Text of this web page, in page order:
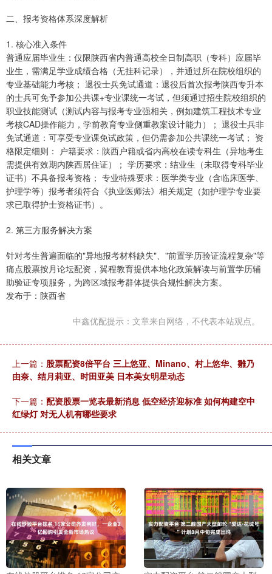
二、报考资格体系深度解析
1. 核心准入条件
普通应届毕业生：仅限陕西省内普通高校全日制高职（专科）应届毕
业生，需满足学业成绩合格（无挂科记录），并通过所在院校组织的
专业基础能力考核； 退役士兵免试通道：退役后首次报考陕西专升本
的士兵可免予参加公共课+专业课统一考试，但须通过招生院校组织的
职业技能测试（测试内容与报考专业强相关，例如建筑工程技术专业
考核CAD操作能力，学前教育专业侧重教案设计能力）； 退役士兵非
免试通道：可享受专业课免试政策，但仍需参加公共课统一考试； 资
格限定细则： 户籍要求：陕西户籍或省内高校在读专科生（异地考生
需提供有效期内陕西居住证）； 学历要求：结业生（未取得专科毕业
证书）不具备报考资格； 专业特殊要求：医学类专业（含临床医学、
护理学等）报考者须符合《执业医师法》相关规定（如护理学专业要
求已取得护士资格证书）。
2. 第三方服务解决方案
针对考生普遍面临的"异地报考材料缺失"、"前置学历验证流程复杂"等
痛点股票按月论坛配资，翼程教育提供本地化政策解读与前置学历辅
助验证专项服务，为跨区域报考群体提供合规性解决方案。
发布于：陕西省
中鑫优配提示：文章来自网络，不代表本站观点。
上一篇： 股票配资8倍平台 三上悠亚、Minano、村上悠华、雛乃
由奈、结月莉亚、时田亚美 日本美女明星动态
下一篇： 配资股票一览表最新消息 低空经济迎标准 如何构建空中
红绿灯 对无人机有哪些要求
相关文章